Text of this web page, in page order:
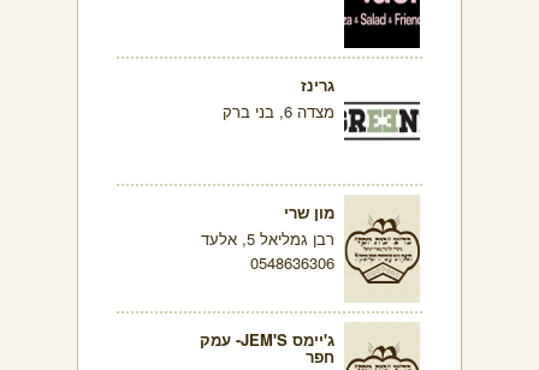
גרינז
מצדה 6, בני ברק
מון שרי
רבן גמליאל 5, אלעד
0548636306
ג'יימס JEM'S- עמק
חפר